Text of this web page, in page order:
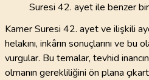
Suresi 42. ayet ile benzer
Kamer Suresi 42. ayet ve ilişkili
helakını, inkârın sonuçlarını ve
vurgular. Bu temalar, tevhid
olmanın gerekliliğini ön plana